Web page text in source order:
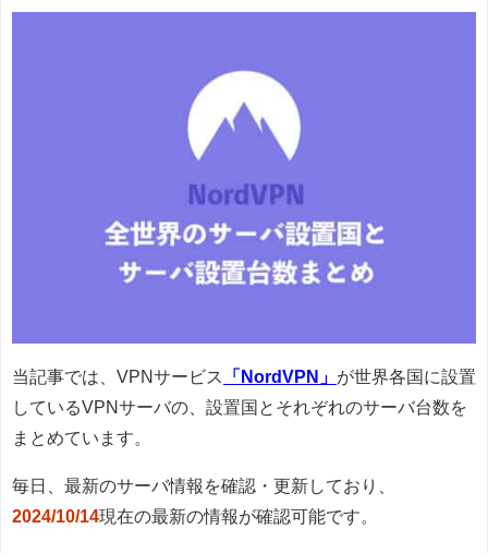
当記事では、VPNサービス 「NordVPN」 が世界各国に設置
しているVPNサーバの、設置国とそれぞれのサーバ台数を
まとめています。
毎日、最新のサーバ情報を確認・更新しており、
2024/10/14現在の最新の情報が確認可能です。